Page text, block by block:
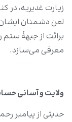
زیارت غدیریه، در
لعن دشمنان
برائت از جبهۀ ستم
معرفی می‌سازد.
ولایت و آسانی
حدیثی از پیامبر